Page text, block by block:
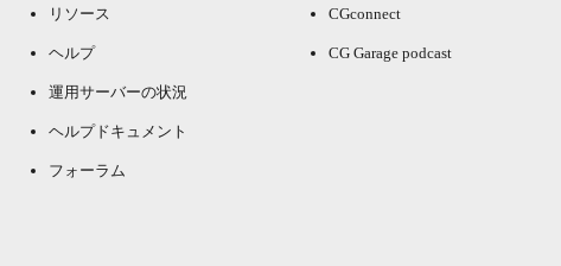
リソース
ヘルプ
運用サーバーの状況
ヘルプドキュメント
フォーラム
CGconnect
CG Garage podcast